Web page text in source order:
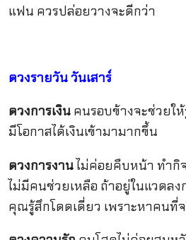
แฟน ควรปล่อยวางจะดีกว่า
ดวงรายวันวันเสาร์
ดวงการเงิน คนรอบข้างจะช่วยใ
มีโอกาสได้เงินเข้ามามากขึ้น
ดวงการงานไม่ค่อยคืบหน้า ทำกิ
ไม่มีคนช่วยเหลือ ถ้าอยู่ในแวดล
คุณรู้สึกโดดเดี่ยว เพราะหาคนที่จ